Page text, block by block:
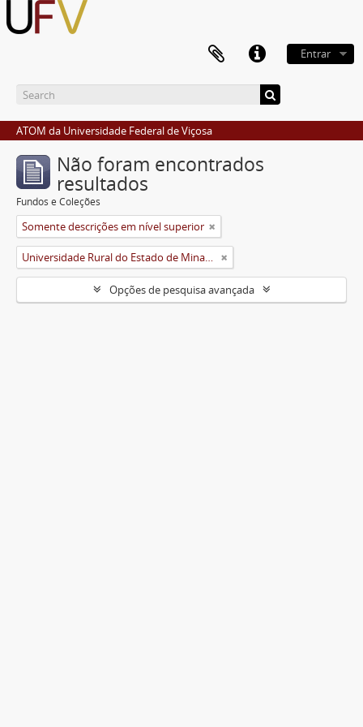
Entrar
ATOM da Universidade Federal de Viçosa
Não foram encontrados
resultados
Fundos e Coleções
Somente descrições em nível superior
Universidade Rural do Estado de Minas Gerais (Uremg)
Opções de pesquisa avançada